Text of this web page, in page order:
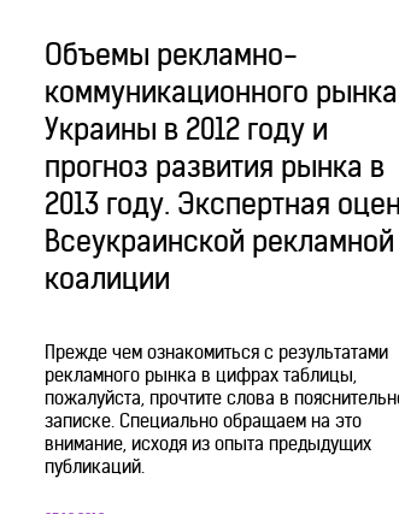
Объемы рекламно-
коммуникационного рынка
Украины в 2012 году и
прогноз развития рынка в
2013 году. Экспертная
Всеукраинской рекламной
коалиции
Прежде чем ознакомиться с результатами
рекламного рынка в цифрах таблицы,
пожалуйста, прочтите слова в
записке. Специально обращаем на это
внимание, исходя из опыта предыдущих
публикаций.